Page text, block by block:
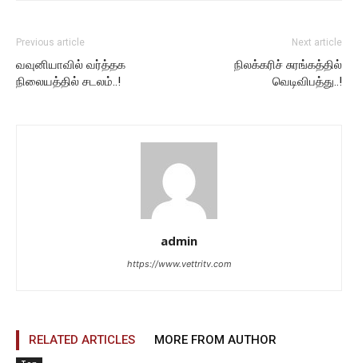
Previous article
வவுனியாவில் வர்த்தக
நிலையத்தில் சடலம்..!
Next article
நிலக்கரிச் சுரங்கத்தில்
வெடிவிபத்து..!
admin
https://www.vettritv.com
RELATED ARTICLES MORE FROM AUTHOR